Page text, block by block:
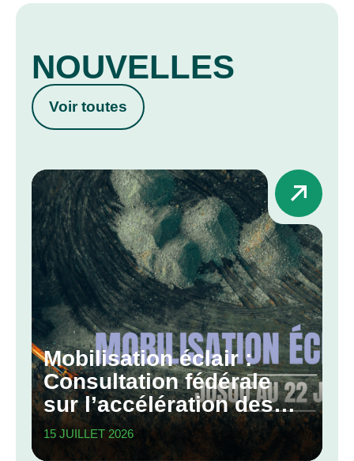
NOUVELLES
Voir toutes
Mobilisation éclair :
Consultation fédérale
sur l’accélération des
grands projets
15 JUILLET 2026